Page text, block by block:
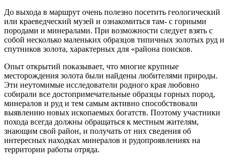
До выхода в маршрут очень полезно посетить геологический
или краеведческий музей и ознакомиться там- с горными
породами и минералами. При возможности следует взять с
собой несколько маленьких образцов типичных золотых руд и
спутников золота, характерных для «района поисков.
Опыт открытий показывает, что многие крупные
месторождения золота были найдены любителями природы.
Эти неутомимые исследователи родного края любовно
собирали все достопримечательные образцы горных пород,
минералов и руд и тем самым активно способствовали
выявлению новых ископаемых богатств. Поэтому участники
похода всегда должны обращаться к местным жителям,
знающим свой район, и получать от них сведения об
интересных находках минералов и рудопроявлениях на
территории работы отряда.